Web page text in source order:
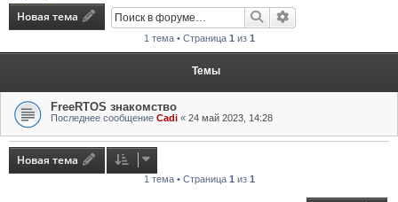
Новая тема Поиск
1 тема • Страница 1 из 1
Темы
FreeRTOS знакомство
Последнее сообщение Cadi « 24 май 2023, 14:28
Новая тема
1 тема • Страница 1 из 1